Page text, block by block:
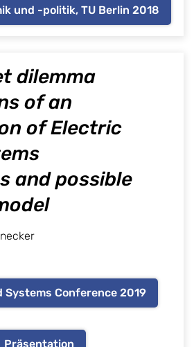
und -politik, TU Berlin 2018
dilemma
of an
of Electric
and possible
Systems Conference 2019
Präsentation